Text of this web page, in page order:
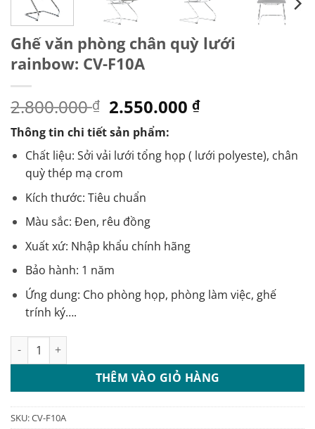
Ghế văn phòng chân quỳ lưới
rainbow: CV-F10A
2.800.000₫ Giá
gốc
là:
2.800.000 ₫.
2.550.000₫Giá
là:
Thông tin chi tiết sản phẩm:
Chất liệu: Sởi vải lưới tổng họp ( lưới polyeste), chân
quỳ thép mạ crom
Kích thước: Tiêu chuẩn
Màu sắc: Đen, rêu đồng
Xuất xứ: Nhập khẩu chính hãng
Bảo hành: 1 năm
Ứng dung: Cho phòng họp, phòng làm việc, ghế
trính ký….
Ghế văn phòng chân quỳ lưới rainbow: CV-F10A số lượng
THÊM VÀO GIỎ HÀNG
SKU:CV-F10A